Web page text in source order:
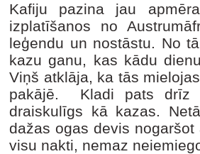
Kafiju pazina jau
izplatīšanos no
leģendu un nostāstu. No
kazu ganu, kas kādu
Viņš atklāja, ka tās
pakājē. Kladi pats drīz
draiskulīgs kā kazas.
dažas ogas devis
visu nakti, nemaz